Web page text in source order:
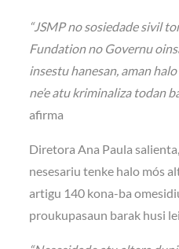
“JSMP no sosiedade sivil
Fundation no Governu
insestu hanesan, aman
ne’e atu kriminaliza todan
afirma
Diretora Ana Paula
nesesariu tenke halo mós
artigu 140 kona-ba
proukupasaun barak husi lei